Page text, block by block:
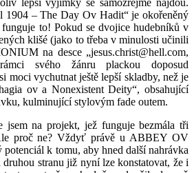
1904 – The Day Ov Hadit“ je okořeněný
to! Pokud se dvojice hudebníků v
klišé (jako to třeba v minulosti učinili
na desce „jesus.christ@hell.com,
svého žánru plackou doposud
moci vychutnat ještě lepší skladby, než je
ov a Nonexistent Deity“, obsahující
kulminující stylovým fade outem.
jsem na projekt, jež funguje bezmála tři
proč ne? Vždyť právě u ABBEY OV
k tomu, aby hned další nahrávka
stranu již nyní lze konstatovat, že i